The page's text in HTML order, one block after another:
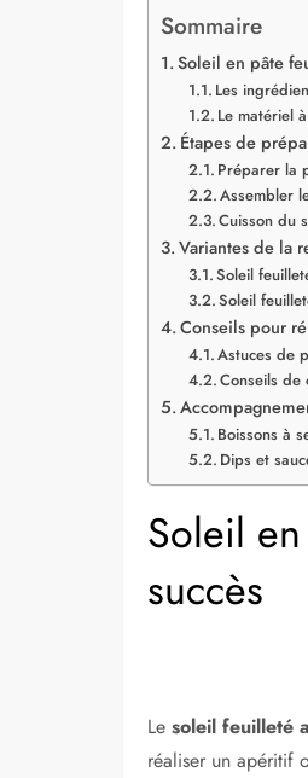
Sommaire
Soleil en pâte
Les
Le matériel
Étapes de
Préparer la
Assembler
Cuisson du
Variantes de la
Soleil
Soleil
Conseils pour
Astuces de
Conseils de
Boissons à
Dips et
Soleil
succès
Le soleil feuilleté
réaliser un apéritif